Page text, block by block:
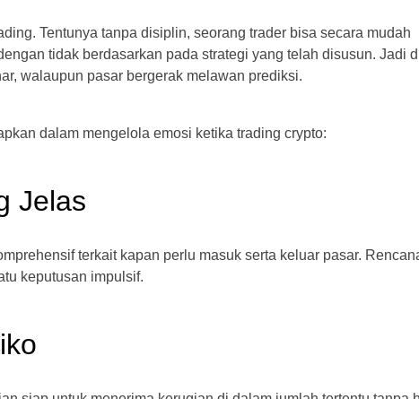
Tentunya tanpa disiplin, seorang trader bisa secara mudah
tidak berdasarkan pada strategi yang telah disusun. Jadi
walaupun pasar bergerak melawan prediksi.
dalam mengelola emosi ketika trading crypto:
Jelas
terkait kapan perlu masuk serta keluar pasar.
keputusan impulsif.